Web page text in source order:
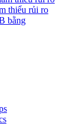
thiểu rủi ro
bằng